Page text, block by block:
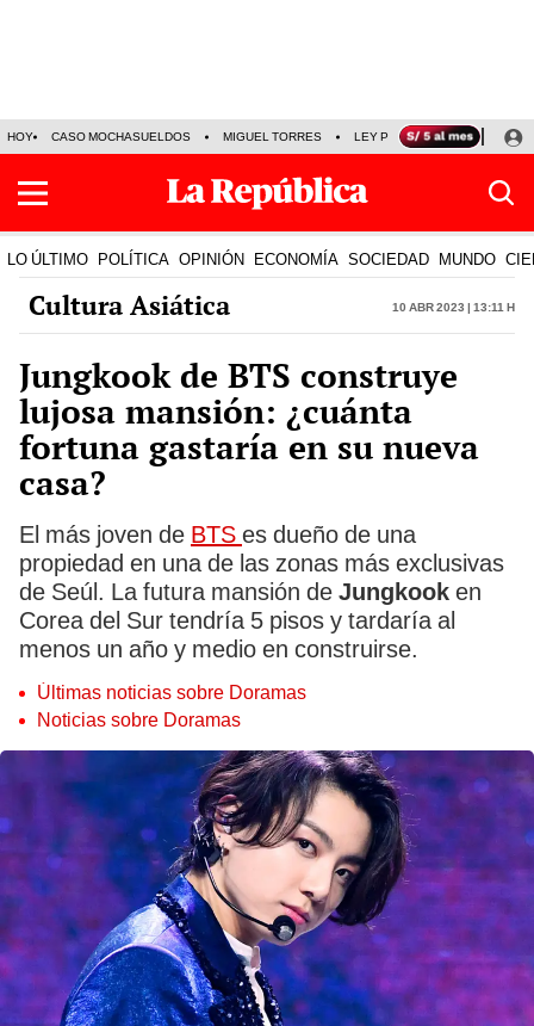
HOY CASO MOCHASUELDOS MIGUEL TORRES LEY PULPÍN PRECIO DEL
LO ÚLTIMO POLÍTICA OPINIÓN ECONOMÍA SOCIEDAD MUNDO
Cultura Asiática 10 Abr 2023 | 13:11 h
Jungkook de BTS construye
lujosa mansión: ¿cuánta
fortuna gastaría en su nueva
casa?
El más joven de BTS es dueño de una
propiedad en una de las zonas más exclusivas
de Seúl. La futura mansión de Jungkook en
Corea del Sur tendría 5 pisos y tardaría al
menos un año y medio en construirse.
Últimas noticias sobre Doramas
Noticias sobre Doramas